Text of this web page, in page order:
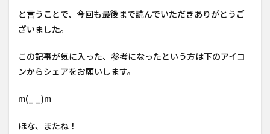
と言うことで、今回も最後まで読んでいただきありがとうご
ざいました。
この記事が気に入った、参考になったという方は下のアイコ
ンからシェアをお願いします。
m(_ _)m
ほな、またね！